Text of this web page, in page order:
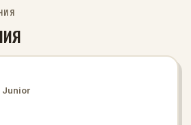
Junior